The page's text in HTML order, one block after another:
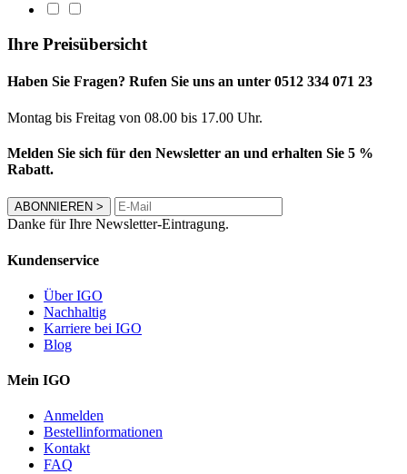
Ihre Preisübersicht
Haben Sie Fragen? Rufen Sie uns an unter 0512 334 071 23
Montag bis Freitag von 08.00 bis 17.00 Uhr.
Melden Sie sich für den Newsletter an und erhalten Sie 5 %
Rabatt.
ABONNIEREN >
Danke für Ihre Newsletter-Eintragung.
Kundenservice
Über IGO
Nachhaltig
Karriere bei IGO
Blog
Mein IGO
Anmelden
Bestellinformationen
Kontakt
FAQ